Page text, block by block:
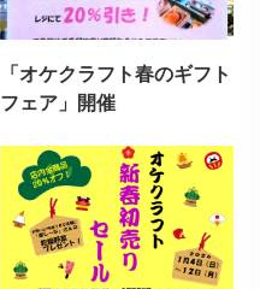
「オケクラフト春のギフト
フェア」開催